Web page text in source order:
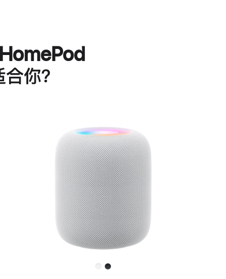
你？
进
一
步
了
解
HomePod<